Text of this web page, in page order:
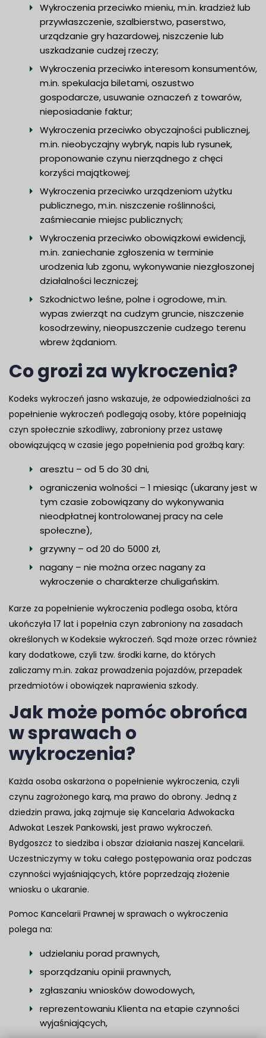
Wykroczenia przeciwko mieniu, m.in. kradzież lub
przywłaszczenie, szalbierstwo, paserstwo,
urządzanie gry hazardowej, niszczenie lub
uszkadzanie cudzej rzeczy;
Wykroczenia przeciwko interesom konsumentów,
m.in. spekulacja biletami, oszustwo
gospodarcze, usuwanie oznaczeń z towarów,
nieposiadanie faktur;
Wykroczenia przeciwko obyczajności publicznej,
m.in. nieobyczajny wybryk, napis lub rysunek,
proponowanie czynu nierządnego z chęci
korzyści majątkowej;
Wykroczenia przeciwko urządzeniom użytku
publicznego, m.in. niszczenie roślinności,
zaśmiecanie miejsc publicznych;
Wykroczenia przeciwko obowiązkowi ewidencji,
m.in. zaniechanie zgłoszenia w terminie
urodzenia lub zgonu, wykonywanie niezgłoszonej
działalności leczniczej;
Szkodnictwo leśne, polne i ogrodowe, m.in.
wypas zwierząt na cudzym gruncie, niszczenie
kosodrzewiny, nieopuszczenie cudzego terenu
wbrew żądaniom.
Co grozi za wykroczenia?
Kodeks wykroczeń jasno wskazuje, że odpowiedzialności za
popełnienie wykroczeń podlegają osoby, które popełniają
czyn społecznie szkodliwy, zabroniony przez ustawę
obowiązującą w czasie jego popełnienia pod groźbą kary:
aresztu – od 5 do 30 dni,
ograniczenia wolności – 1 miesiąc (ukarany jest w
tym czasie zobowiązany do wykonywania
nieodpłatnej kontrolowanej pracy na cele
społeczne),
grzywny – od 20 do 5000 zł,
nagany – nie można orzec nagany za
wykroczenie o charakterze chuligańskim.
Karze za popełnienie wykroczenia podlega osoba, która
ukończyła 17 lat i popełnia czyn zabroniony na zasadach
określonych w Kodeksie wykroczeń. Sąd może orzec również
kary dodatkowe, czyli tzw. środki karne, do których
zaliczamy m.in. zakaz prowadzenia pojazdów, przepadek
przedmiotów i obowiązek naprawienia szkody.
Jak może pomóc obrońca
w sprawach o
wykroczenia?
Każda osoba oskarżona o popełnienie wykroczenia, czyli
czynu zagrożonego karą, ma prawo do obrony. Jedną z
dziedzin prawa, jaką zajmuje się Kancelaria Adwokacka
Adwokat Leszek Pankowski, jest prawo wykroczeń.
Bydgoszcz to siedziba i obszar działania naszej Kancelarii.
Uczestniczymy w toku całego postępowania oraz podczas
czynności wyjaśniających, które poprzedzają złożenie
wniosku o ukaranie.
Pomoc Kancelarii Prawnej w sprawach o wykroczenia
polega na:
udzielaniu porad prawnych,
sporządzaniu opinii prawnych,
zgłaszaniu wniosków dowodowych,
reprezentowaniu Klienta na etapie czynności
wyjaśniających,